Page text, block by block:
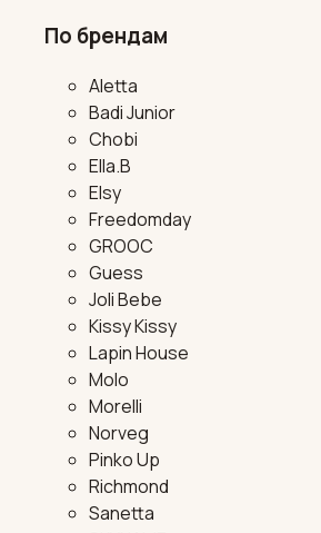
По брендам
Aletta
Badi Junior
Chobi
Ella.B
Elsy
Freedomday
GROOC
Guess
Joli Bebe
Kissy Kissy
Lapin House
Molo
Morelli
Norveg
Pinko Up
Richmond
Sanetta